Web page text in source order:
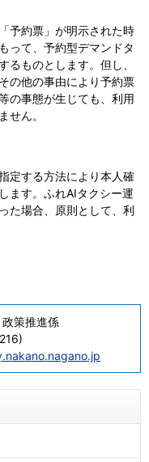
予約票」が明示された時
って、予約型デマンドタ
るものとします。但し、
の他の事由により予約票
の事態が生じても、利用
せん。
定する方法により本人確
ます。ふれAIタクシー運
た場合、原則として、利
策推進係